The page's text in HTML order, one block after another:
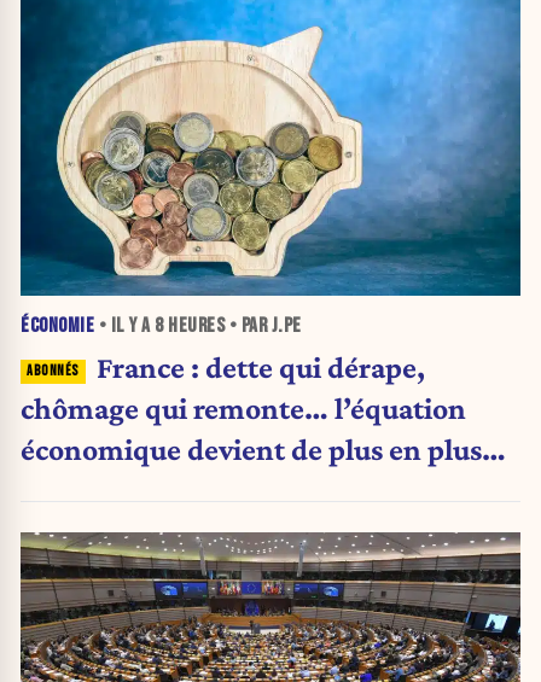
ÉCONOMIE • IL Y A 8 HEURES• PAR J.PE
France : dette qui dérape,
chômage qui remonte… l’équation
économique devient de plus en plus